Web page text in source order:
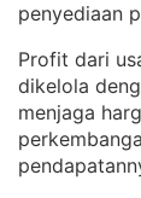
penyediaan
Profit dari
dikelola
menjaga